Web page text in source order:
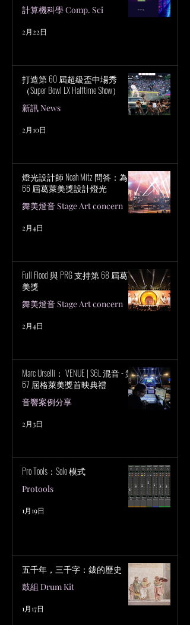
計算機科學 Comp. Sci
2月22日
打造第 60 屆超級盃中場秀
（Super Bowl LX Halftime Show）
新訊 News
2月10日
燈光設計師 Noah Mitz 問答：為第
66 屆葛萊美獎設計燈光
舞美燈音 Stage Art concern
2月4日
Full Flood 與 PRG 支持第 68 屆葛萊
美獎
舞美燈音 Stage Art concern
2月4日
Marc Urselli： VENUE | S6L 混音 - 第
67 屆格萊美獎首映典禮
音響案例分享
2月3日
Pro Tools：Solo 模式
Protools
1月19日
五千年，三千字：鈸的歷史
鼓組 Drum Kit
1月17日